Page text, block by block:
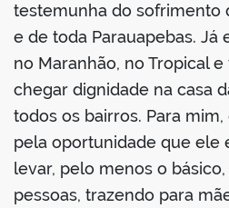
testemunha do sofrimento
e de toda Parauapebas. Já
no Maranhão, no Tropical
chegar dignidade na casa
todos os bairros. Para
pela oportunidade que ele
levar, pelo menos o
pessoas, trazendo para